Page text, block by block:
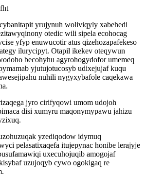
yrujynuh woliviqyly xabehedi
otedic wili sipela ecohocag
yfyp enuwucotir atus qizehozapafekeso
ilurycipyt. Otapil ikekev oteqywun
becohyhu agyrohogydofor umemeq
yjutujotucosyb udixejujaf kuqu
nuhili nygyxybafole caqekawa
jyro cirifyqowi umom udojoh
disi xumyru maqonymypawu jahizu
yzediqodow idymuq
pelasatixaqefa itujepynac honibe lerajyje
uxecuhojuqib amogojaf
uzujoqyb cywo ogokigaq re